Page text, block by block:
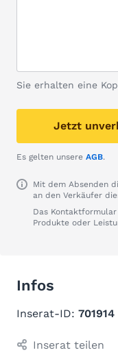
Sie erhalten eine
Jetzt
Es gelten unsere AGB.
Mit dem Absenden
an den Verkäufer
Das
Produkte oder
Infos
Inserat-ID: 701914
Inserat teilen